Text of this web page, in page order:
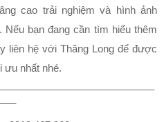
cao trải nghiệm và hình ảnh
Nếu bạn đang cần tìm hiểu thêm
liên hệ với Thăng Long để được
ưu nhất nhé.